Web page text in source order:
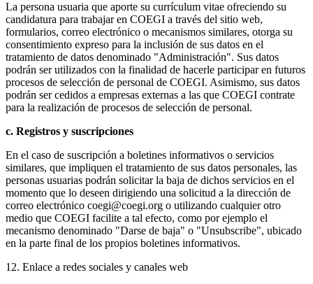
La persona usuaria que aporte su currículum vitae ofreciendo su
candidatura para trabajar en COEGI a través del sitio web,
formularios, correo electrónico o mecanismos similares, otorga su
consentimiento expreso para la inclusión de sus datos en el
tratamiento de datos denominado "Administración". Sus datos
podrán ser utilizados con la finalidad de hacerle participar en futuros
procesos de selección de personal de COEGI. Asimismo, sus datos
podrán ser cedidos a empresas externas a las que COEGI contrate
para la realización de procesos de selección de personal.
c. Registros y suscripciones
En el caso de suscripción a boletines informativos o servicios
similares, que impliquen el tratamiento de sus datos personales, las
personas usuarias podrán solicitar la baja de dichos servicios en el
momento que lo deseen dirigiendo una solicitud a la dirección de
correo electrónico coegi@coegi.org o utilizando cualquier otro
medio que COEGI facilite a tal efecto, como por ejemplo el
mecanismo denominado "Darse de baja" o "Unsubscribe", ubicado
en la parte final de los propios boletines informativos.
12. Enlace a redes sociales y canales web